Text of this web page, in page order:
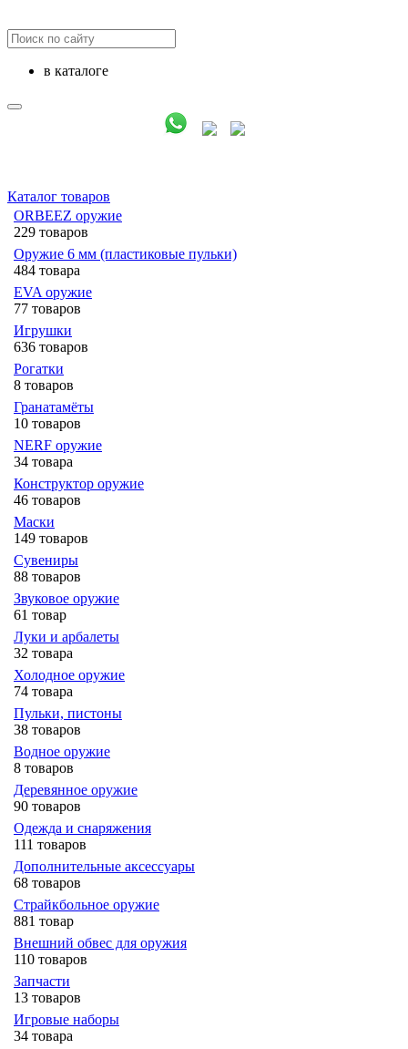
в каталоге
Каталог товаров
ORBEEZ оружие
229 товаров
Оружие 6 мм (пластиковые пульки)
484 товара
EVA оружие
77 товаров
Игрушки
636 товаров
Рогатки
8 товаров
Гранатамёты
10 товаров
NERF оружие
34 товара
Конструктор оружие
46 товаров
Маски
149 товаров
Сувениры
88 товаров
Звуковое оружие
61 товар
Луки и арбалеты
32 товара
Холодное оружие
74 товара
Пульки, пистоны
38 товаров
Водное оружие
8 товаров
Деревянное оружие
90 товаров
Одежда и снаряжения
111 товаров
Дополнительные аксессуары
68 товаров
Страйкбольное оружие
881 товар
Внешний обвес для оружия
110 товаров
Запчасти
13 товаров
Игровые наборы
34 товара